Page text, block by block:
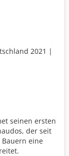
2021 |
seinen ersten
der seit
eine